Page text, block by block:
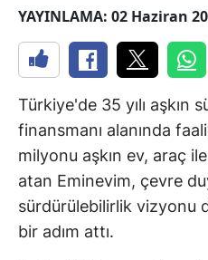
YAYINLAMA: 02 Haziran
Türkiye'de 35 yılı aşkın
finansmanı alanında
milyonu aşkın ev, araç
atan Eminevim, çevre
sürdürülebilirlik vizyonu
bir adım attı.